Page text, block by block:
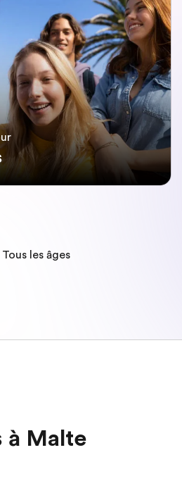
Tous les âges
à Malte